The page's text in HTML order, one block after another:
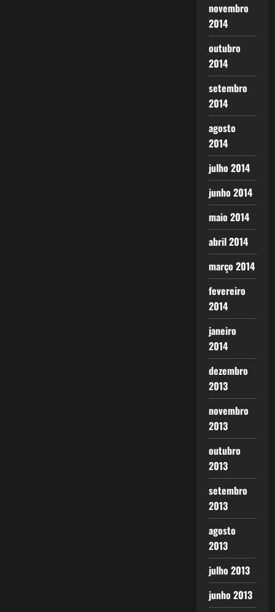
novembro
2014
outubro
2014
setembro
2014
agosto
2014
julho 2014
junho 2014
maio 2014
abril 2014
março 2014
fevereiro
2014
janeiro
2014
dezembro
2013
novembro
2013
outubro
2013
setembro
2013
agosto
2013
julho 2013
junho 2013